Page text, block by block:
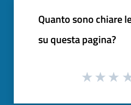
Quanto sono chiare
su questa pagina?